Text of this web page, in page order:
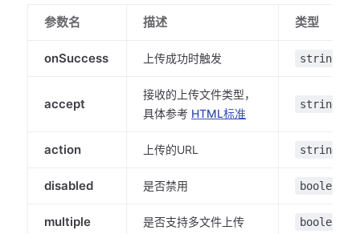
参数名 描述 类型
onSuccess 上传成功时触发 string
accept
接收的上传文件类型，
具体参考 HTML标准
string
action 上传的URL string
disabled 是否禁用 boolean
multiple 是否支持多文件上传 boolean